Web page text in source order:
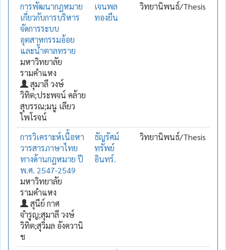
การพัฒนากฎหมาย
เกี่ยวกับการบริหาร
จัดการระบบ
อุตสาหกรรมอ้อย
และน้ำตาลทราย
มหาวิทยาลัย
รามคำแหง
สุมาลี วงษ์
วิทิต;ประพจน์ คล้าย
สุบรรณ;มนู เลียว
ไพโรจน์
เจนพล
ทองยืน
วิทยานิพนธ์/Thesis
การวิเคราะห์เนื้อหา
วารสารภาษาไทย
ทางด้านกฎหมาย ปี
พ.ศ. 2547-2549
มหาวิทยาลัย
รามคำแหง
สุนีย์ กาศ
จำรูญ;สุมาลี วงษ์
วิทิต;สุวิมล อังควานิ
ช
ธัญรัศม์
ทรัพย์
อินทร์.
วิทยานิพนธ์/Thesis